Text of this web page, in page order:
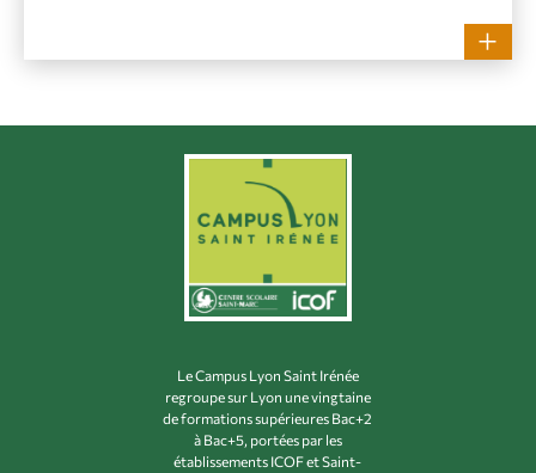
Le Campus Lyon Saint Irénée
regroupe sur Lyon une vingtaine
de formations supérieures Bac+2
à Bac+5, portées par les
établissements ICOF et Saint-